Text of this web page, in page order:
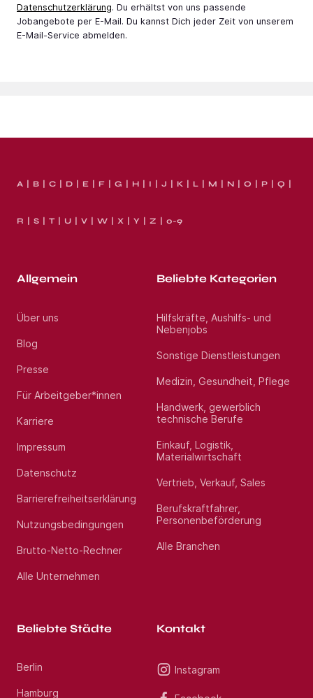
Datenschutzerklärung. Du erhältst von uns passende
Jobangebote per E-Mail. Du kannst Dich jeder Zeit von unserem
E-Mail-Service abmelden.
A B C D E F G H I J K L M N O P Q
R S T U V W X Y Z 0-9
Allgemein
Über uns
Blog
Presse
Für Arbeitgeber*innen
Karriere
Impressum
Datenschutz
Barrierefreiheitserklärung
Nutzungsbedingungen
Brutto-Netto-Rechner
Alle Unternehmen
Beliebte Kategorien
Hilfskräfte, Aushilfs- und
Nebenjobs
Sonstige Dienstleistungen
Medizin, Gesundheit, Pflege
Handwerk, gewerblich
technische Berufe
Einkauf, Logistik,
Materialwirtschaft
Vertrieb, Verkauf, Sales
Berufskraftfahrer,
Personenbeförderung
Alle Branchen
Beliebte Städte
Berlin
Hamburg
Kontakt
Instagram